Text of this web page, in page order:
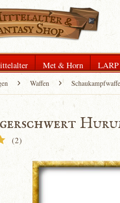
Met & Horn LARP
Waffen
(2)